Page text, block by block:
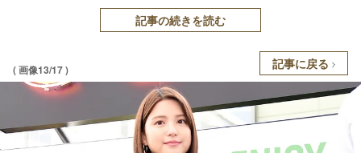
記事の続きを読む
( 画像13/17 ) 記事に戻る